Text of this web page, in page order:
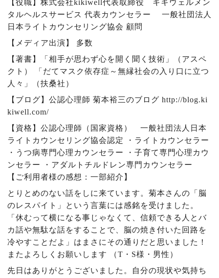
【役職】株式会社 kikiwell 代表取締役 キキウェルメン
タルヘルスサービス 代表カウンセラー 一般社団法人
日本ライトカウンセリング協会 顧問
【メディア出演】 多数
【著書】「相手が思わず心を開く聞く技術」（アスペ
クト） 「だてマスク依存症～無縁社会の入り口に立つ
人々」（扶桑社）
【ブログ】公認心理師 菊本裕三のブログ http://blog.ki
kiwell.com/
【資格】公認心理師（国家資格） 一般社団法人日本
ライトカウンセリング協会認定 ・ライトカウンセラー
・うつ病専門心理カウンセラー ・子育て専門心理カウ
ンセラー ・アダルトチルドレン専門カウンセラー
【ご利用者様の感想：一部紹介】
とりとめのない話をしに来ています。菊本さんの「脳
のレスパイト」という言葉には感銘を受けました。
「休むって横になる事じゃなくて、信頼できる人とバ
カ話や無駄な話をすることで、脳の焼き付いた回路を
冷やすことだよ」はまさにその通りだと思いました！
またよろしくお願いします （T・S様・男性）
先日はありがとうございました。自分の現状や気持ち